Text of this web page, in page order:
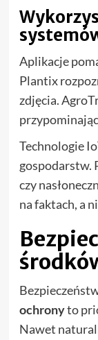
Aplikacje
Plantix
zdjęcia.
Technologie
gospodarstw.
czy
na faktach, a
ochronyto
Nawet